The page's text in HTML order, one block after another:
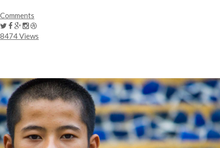
Comments
8474 Views